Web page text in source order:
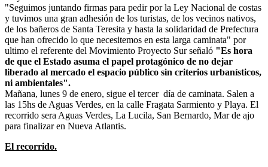
"Seguimos juntando firmas para pedir por la Ley Nacional de costas
y tuvimos una gran adhesión de los turistas, de los vecinos nativos,
de los bañeros de Santa Teresita y hasta la solidaridad de Prefectura
que han ofrecido lo que necesitemos en esta larga caminata" por
ultimo el referente del Movimiento Proyecto Sur señaló "Es hora
de que el Estado asuma el papel protagónico de no dejar
liberado al mercado el espacio público sin criterios urbanísticos,
ni ambientales".
Mañana, lunes 9 de enero, sigue el tercer día de caminata. Salen a
las 15hs de Aguas Verdes, en la calle Fragata Sarmiento y Playa. El
recorrido sera Aguas Verdes, La Lucila, San Bernardo, Mar de ajo
para finalizar en Nueva Atlantis.
El recorrido.